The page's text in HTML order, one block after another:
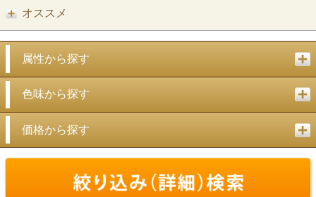
オススメ
属性から探す
色味から探す
価格から探す